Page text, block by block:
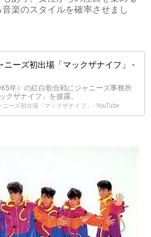
楽のスタイルを確率させまし
ニーズ初出場「マックザナイフ」 -
年）の紅白歌合戦にジャニーズ事務所
クザナイフ」を披露。
ーズ初出場「マックザナイフ」 - YouTube